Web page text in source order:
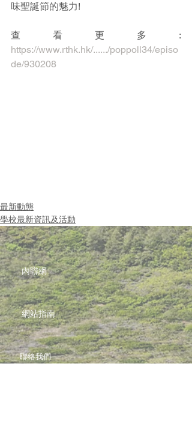
味聖誕節的魅力!
https://www.rthk.hk/....../poppoll34/episo
de/930208
最新動態
學校最新資訊及活動
內聯網
網站指南
聯絡我們